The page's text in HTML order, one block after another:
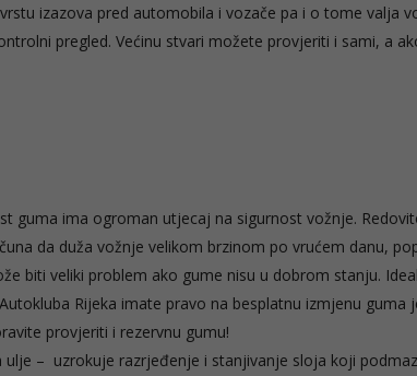
izazova pred automobila i vozače pa i o tome valja
pregled. Većinu stvari možete provjeriti i sami, a
guma ima ogroman utjecaj na sigurnost vožnje.
da duža vožnje velikom brzinom po vrućem danu,
biti veliki problem ako gume nisu u dobrom stanju.
Rijeka imate pravo na besplatnu izmjenu guma
provjeriti i rezervnu gumu!
ulje – uzrokuje razrjeđenje i stanjivanje sloja koji